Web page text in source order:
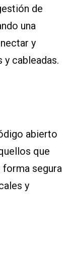
de
una
y
cableadas.
abierto
que
segura
y